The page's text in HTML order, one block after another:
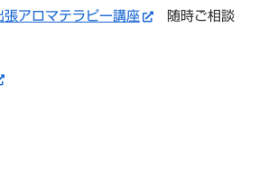
張アロマテラピー講座
随時ご相談